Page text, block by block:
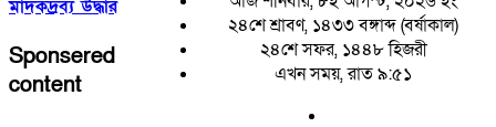
মাদকদ্রব্য উদ্ধার
Sponsered
content
২৪শে শ্রাবণ, ১৪৩৩ বঙ্গাব্দ (বর্ষাকাল)
২৪শে সফর, ১৪৪৮ হিজরী
এখন সময়, রাত ৯:৫১